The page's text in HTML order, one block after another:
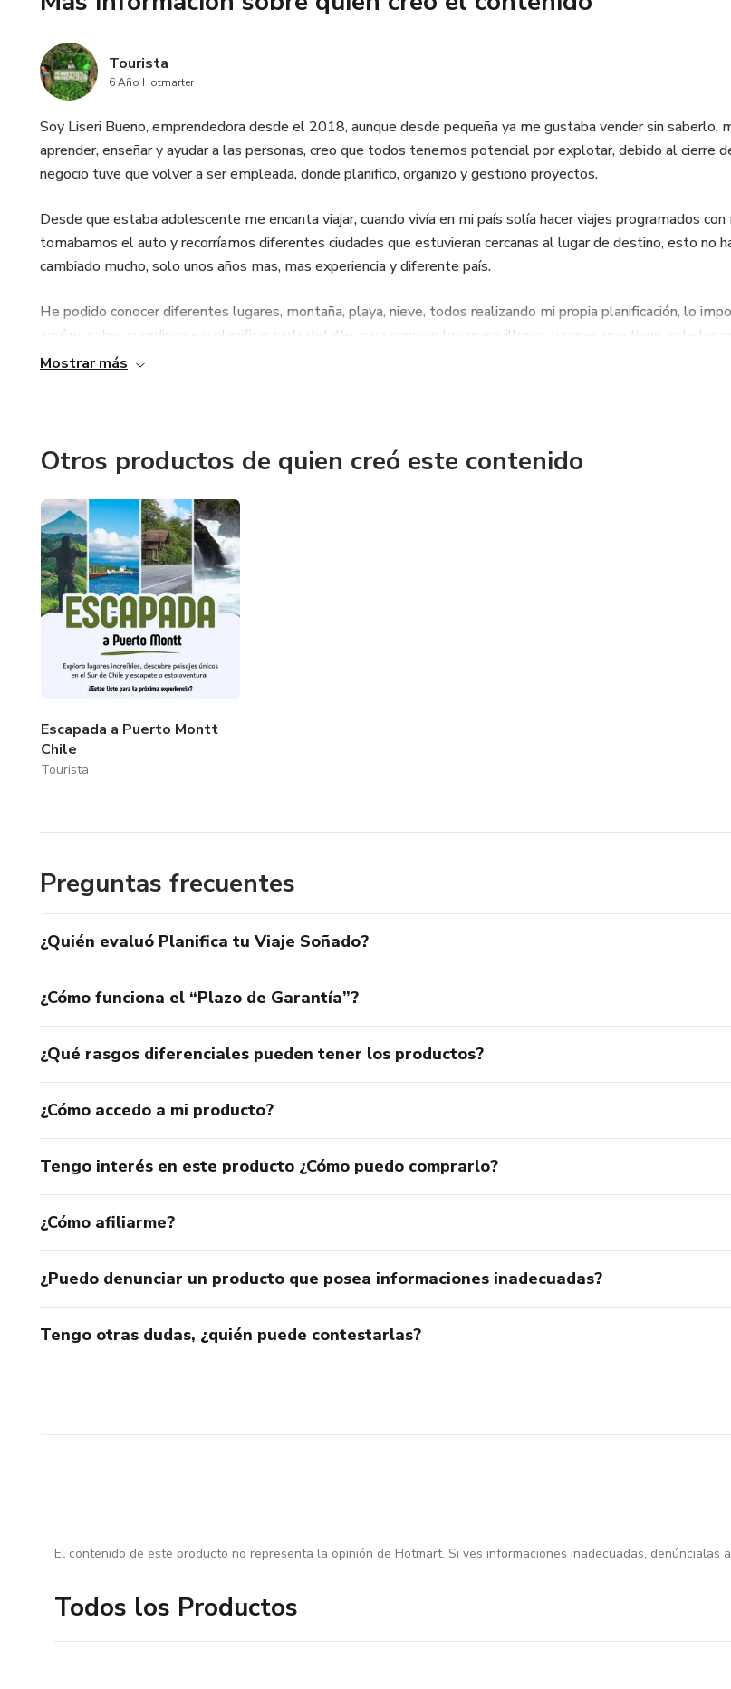
Tourista
6 Año Hotmarter
Soy Liseri Bueno, emprendedora desde el 2018, aunque desde pequeña ya me gustaba vender sin saberlo,
aprender, enseñar y ayudar a las personas, creo que todos tenemos potencial por explotar, debido al cierre
negocio tuve que volver a ser empleada, donde planifico, organizo y gestiono proyectos.
Desde que estaba adolescente me encanta viajar, cuando vivía en mi país solía hacer viajes programados con
tomabamos el auto y recorríamos diferentes ciudades que estuvieran cercanas al lugar de destino, esto no
cambiado mucho, solo unos años mas, mas experiencia y diferente país.
He podido conocer diferentes lugares, montaña, playa, nieve, todos realizando mi propia planificación, lo
aquí es saber coordinarse y planificar cada detalle, para conocer los maravillosos lugares que tiene este
planeta, y aquí es donde se unen mi profesión con mi hobbie por viajar.
servirte. Tu aventura te espera, hagamos que suceda!
Mostrar más
Otros productos de quien creó este contenido
Escapada a Puerto Montt
Chile
Tourista
Preguntas frecuentes
¿Quién evaluó Planifica tu Viaje Soñado?
¿Cómo funciona el “Plazo de Garantía”?
¿Qué rasgos diferenciales pueden tener los productos?
¿Cómo accedo a mi producto?
Tengo interés en este producto ¿Cómo puedo comprarlo?
¿Cómo afiliarme?
¿Puedo denunciar un producto que posea informaciones inadecuadas?
Tengo otras dudas, ¿quién puede contestarlas?
El contenido de este producto no representa la opinión de Hotmart. Si ves informaciones inadecuadas, denúncialas
Todos los Productos